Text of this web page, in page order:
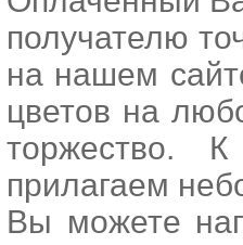
получателю
на нашем
цветов на
торжество.
прилагаем
Вы можете